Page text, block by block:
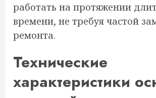
работать на протяжении
времени, не требуя частой
ремонта.
Технические
характеристики